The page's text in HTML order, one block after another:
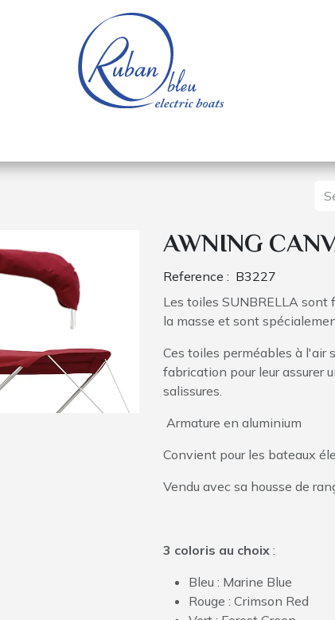
AWNING
Reference : B3227
Les toiles SUNBRELLA
la masse et sont
Ces toiles perméables à l'air
fabrication pour leur assurer
salissures.
Armature en aluminium
Convient pour les bateaux
Vendu avec sa housse de
3 coloris au choix :
Bleu : Marine Blue
Rouge : Crimson Red